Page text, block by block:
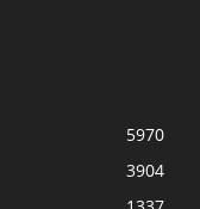
5970
3904